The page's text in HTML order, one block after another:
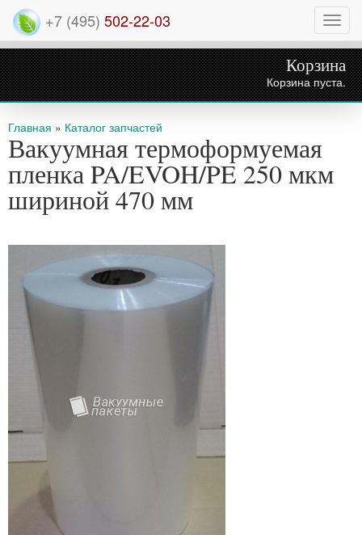
+7 (495) 502-22-03
Корзина
Корзина пуста.
Вы здесь
Главная » Каталог запчастей
Вакуумная термоформуемая
пленка PA/EVOH/PE 250 мкм
шириной 470 мм